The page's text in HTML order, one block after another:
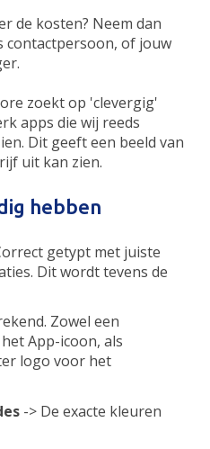
de kosten? Neem dan
contactpersoon, of jouw
zoekt op 'clevergig'
apps die wij reeds
Dit geeft een beeld van
uit kan zien.
hebben
getypt met juiste
Dit wordt tevens de
Zowel een
App-icoon, als
logo voor het
-> De exacte kleuren